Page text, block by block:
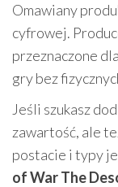
Omawiany
cyfrowej.
przeznaczone
gry bez
Jeśli szukasz
zawartość, ale
postacie i typy
of War The